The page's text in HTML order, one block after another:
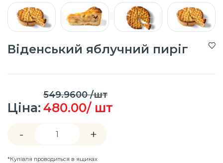
Віденський яблучний пиріг
Ціна:
549.9600 /шт
480.00/ шт
- +
*Купівля проводиться в ящиках